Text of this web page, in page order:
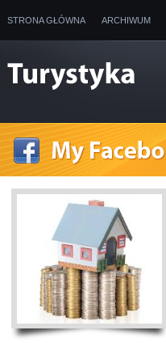
STRONA GŁÓWNA ARCHIWUM